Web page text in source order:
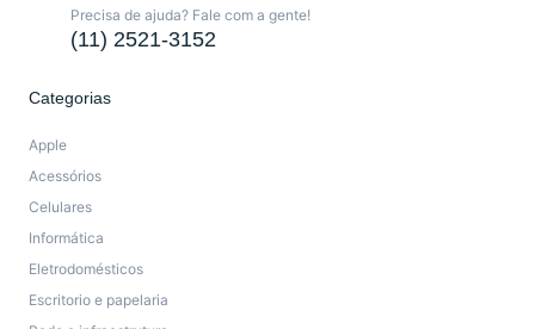
Precisa de ajuda? Fale com a gente!
(11) 2521-3152
Categorias
Apple
Acessórios
Celulares
Informática
Eletrodomésticos
Escritorio e papelaria